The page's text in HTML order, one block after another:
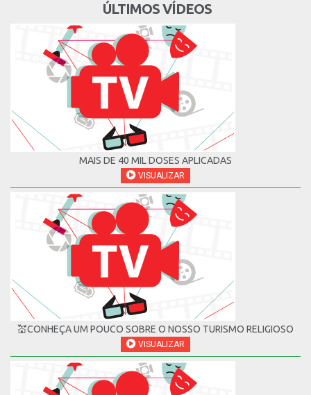
ÚLTIMOS VÍDEOS
MAIS DE 40 MIL DOSES APLICADAS
VISUALIZAR
💒CONHEÇA UM POUCO SOBRE O NOSSO TURISMO RELIGIOSO
VISUALIZAR